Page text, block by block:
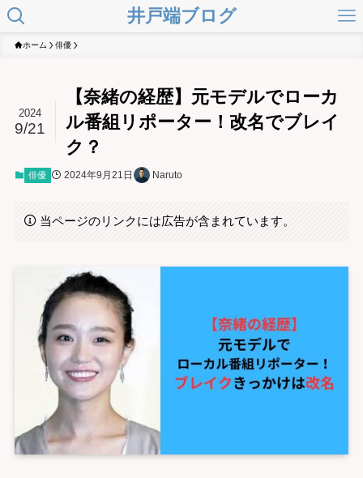
井戸端ブログ
ホーム 俳優
【奈緒の経歴】元モデルでローカ
ル番組リポーター！改名でブレイ
ク？
2024
9/21
俳優 2024年9月21日 Naruto
当ページのリンクには広告が含まれています。